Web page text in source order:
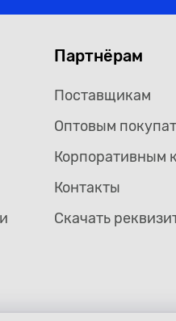
Партнёрам
Поставщикам
Оптовым
Корпоративным
Контакты
Скачать